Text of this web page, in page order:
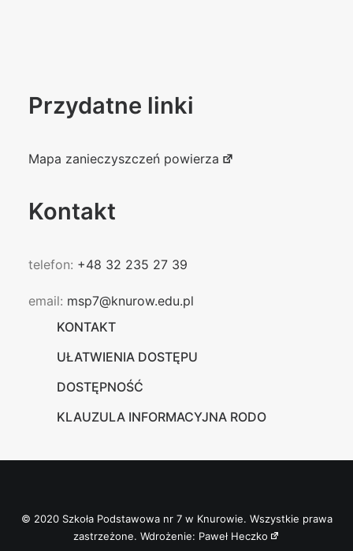
Przydatne linki
Mapa zanieczyszczeń powierza
Kontakt
telefon: +48 32 235 27 39
email: msp7@knurow.edu.pl
KONTAKT
UŁATWIENIA DOSTĘPU
DOSTĘPNOŚĆ
KLAUZULA INFORMACYJNA RODO
© 2020 Szkoła Podstawowa nr 7 w Knurowie. Wszystkie prawa
zastrzeżone. Wdrożenie: Paweł Heczko